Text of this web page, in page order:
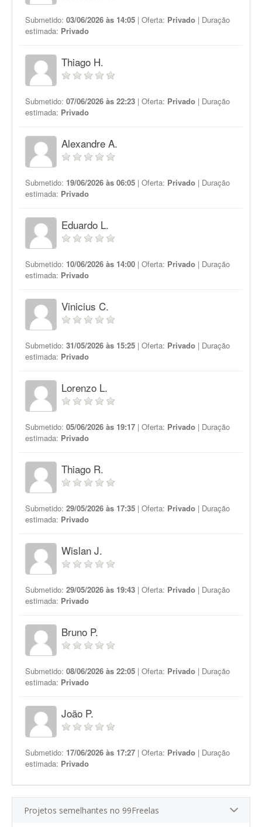
Submetido: 03/06/2026 às 14:05 | Oferta: Privado | Duração
estimada: Privado
Thiago H.
Submetido: 07/06/2026 às 22:23 | Oferta: Privado | Duração
estimada: Privado
Alexandre A.
Submetido: 19/06/2026 às 06:05 | Oferta: Privado | Duração
estimada: Privado
Eduardo L.
Submetido: 10/06/2026 às 14:00 | Oferta: Privado | Duração
estimada: Privado
Vinicius C.
Submetido: 31/05/2026 às 15:25 | Oferta: Privado | Duração
estimada: Privado
Lorenzo L.
Submetido: 05/06/2026 às 19:17 | Oferta: Privado | Duração
estimada: Privado
Thiago R.
Submetido: 29/05/2026 às 17:35 | Oferta: Privado | Duração
estimada: Privado
Wislan J.
Submetido: 29/05/2026 às 19:43 | Oferta: Privado | Duração
estimada: Privado
Bruno P.
Submetido: 08/06/2026 às 22:05 | Oferta: Privado | Duração
estimada: Privado
João P.
Submetido: 17/06/2026 às 17:27 | Oferta: Privado | Duração
estimada: Privado
Projetos semelhantes no 99Freelas